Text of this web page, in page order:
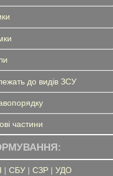
до видів ЗСУ
частини
| СБУ| СЗР| УДО